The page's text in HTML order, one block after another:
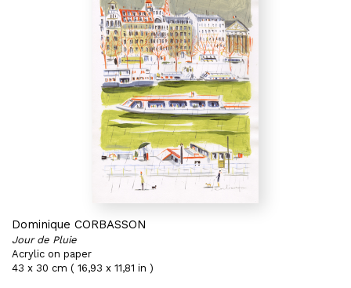
Dominique CORBASSON
Jour de Pluie
Acrylic on paper
43 x 30 cm ( 16,93 x 11,81 in )